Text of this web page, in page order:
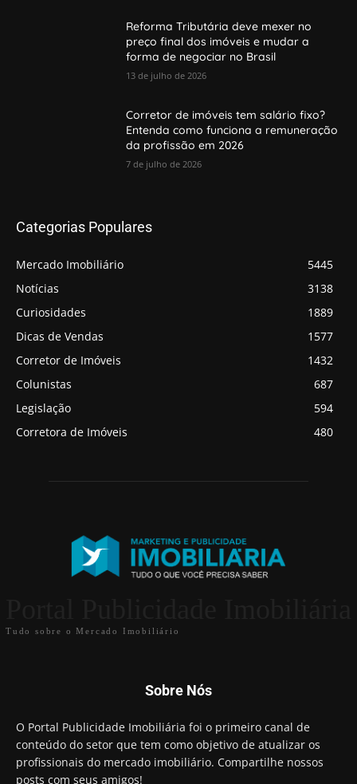
Reforma Tributária deve mexer no
preço final dos imóveis e mudar a
forma de negociar no Brasil
13 de julho de 2026
Corretor de imóveis tem salário fixo?
Entenda como funciona a remuneração
da profissão em 2026
7 de julho de 2026
Categorias Populares
Mercado Imobiliário
5445
Notícias
3138
Curiosidades
1889
Dicas de Vendas
1577
Corretor de Imóveis
1432
Colunistas
687
Legislação
594
Corretora de Imóveis
480
Tudo sobre o Mercado Imobiliário
Sobre Nós
O Portal Publicidade Imobiliária foi o primeiro canal de
conteúdo do setor que tem como objetivo de atualizar os
profissionais do mercado imobiliário. Compartilhe nossos
posts com seus amigos!